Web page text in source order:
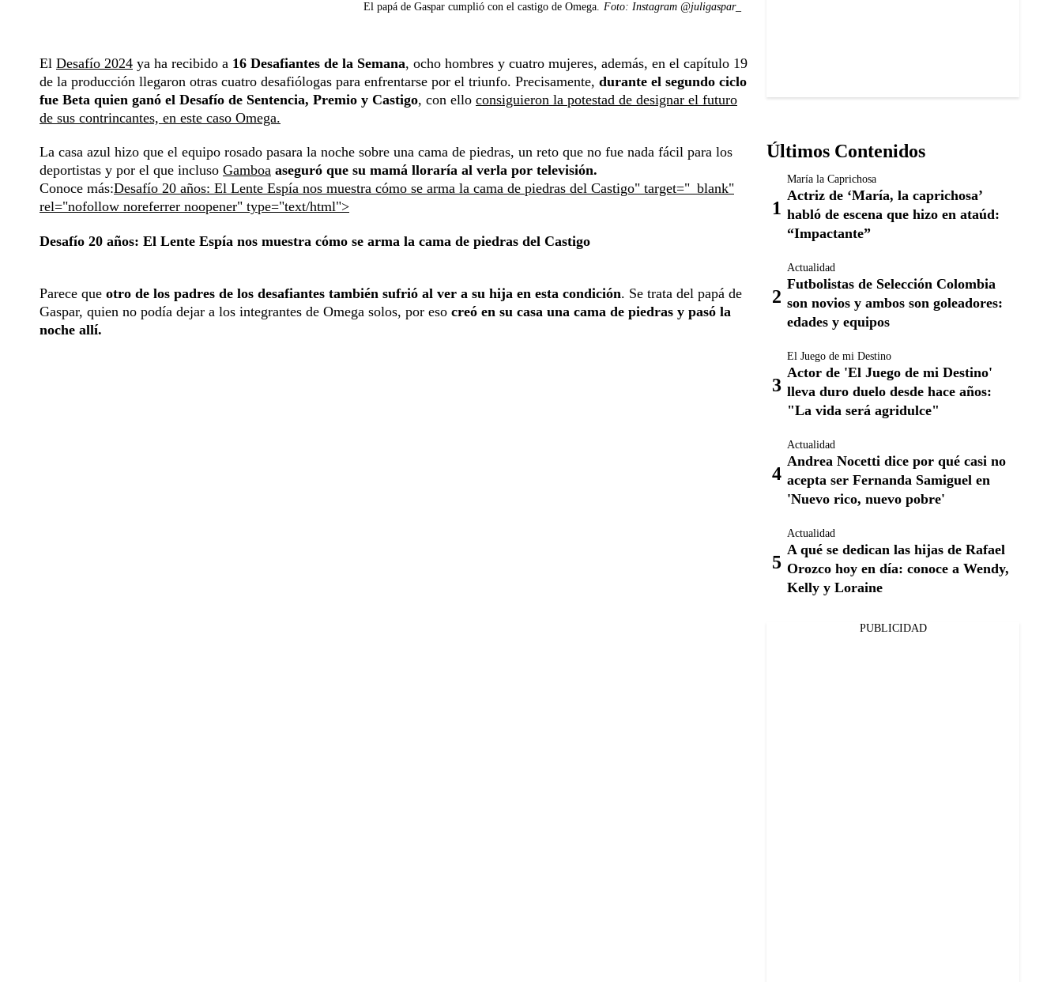
El papá de Gaspar cumplió con el castigo de Omega. Foto: Instagram @juligaspar_
El Desafío 2024 ya ha recibido a 16 Desafiantes de la Semana, ocho hombres y cuatro mujeres, además, en el capítulo 19
de la producción llegaron otras cuatro desafiólogas para enfrentarse por el triunfo. Precisamente, durante el segundo ciclo
fue Beta quien ganó el Desafío de Sentencia, Premio y Castigo, con ello consiguieron la potestad de designar el futuro
de sus contrincantes, en este caso Omega.
La casa azul hizo que el equipo rosado pasara la noche sobre una cama de piedras, un reto que no fue nada fácil para los
deportistas y por el que incluso Gamboa aseguró que su mamá lloraría al verla por televisión.
Conoce más:Desafío 20 años: El Lente Espía nos muestra cómo se arma la cama de piedras del Castigo" target="_blank"
rel="nofollow noreferrer noopener" type="text/html">
Desafío 20 años: El Lente Espía nos muestra cómo se arma la cama de piedras del Castigo
Parece que otro de los padres de los desafiantes también sufrió al ver a su hija en esta condición. Se trata del papá de
Gaspar, quien no podía dejar a los integrantes de Omega solos, por eso creó en su casa una cama de piedras y pasó la
noche allí.
Últimos Contenidos
María la Caprichosa
Actriz de ‘María, la caprichosa’
habló de escena que hizo en ataúd:
“Impactante”
Actualidad
Futbolistas de Selección Colombia
son novios y ambos son goleadores:
edades y equipos
El Juego de mi Destino
Actor de 'El Juego de mi Destino'
lleva duro duelo desde hace años:
"La vida será agridulce"
Actualidad
Andrea Nocetti dice por qué casi no
acepta ser Fernanda Samiguel en
'Nuevo rico, nuevo pobre'
Actualidad
A qué se dedican las hijas de Rafael
Orozco hoy en día: conoce a Wendy,
Kelly y Loraine
PUBLICIDAD